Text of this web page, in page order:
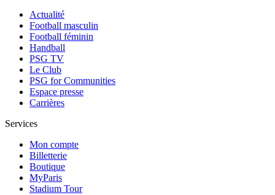
Actualité
Football masculin
Football féminin
Handball
PSG TV
Le Club
PSG for Communities
Espace presse
Carrières
Services
Mon compte
Billetterie
Boutique
MyParis
Stadium Tour